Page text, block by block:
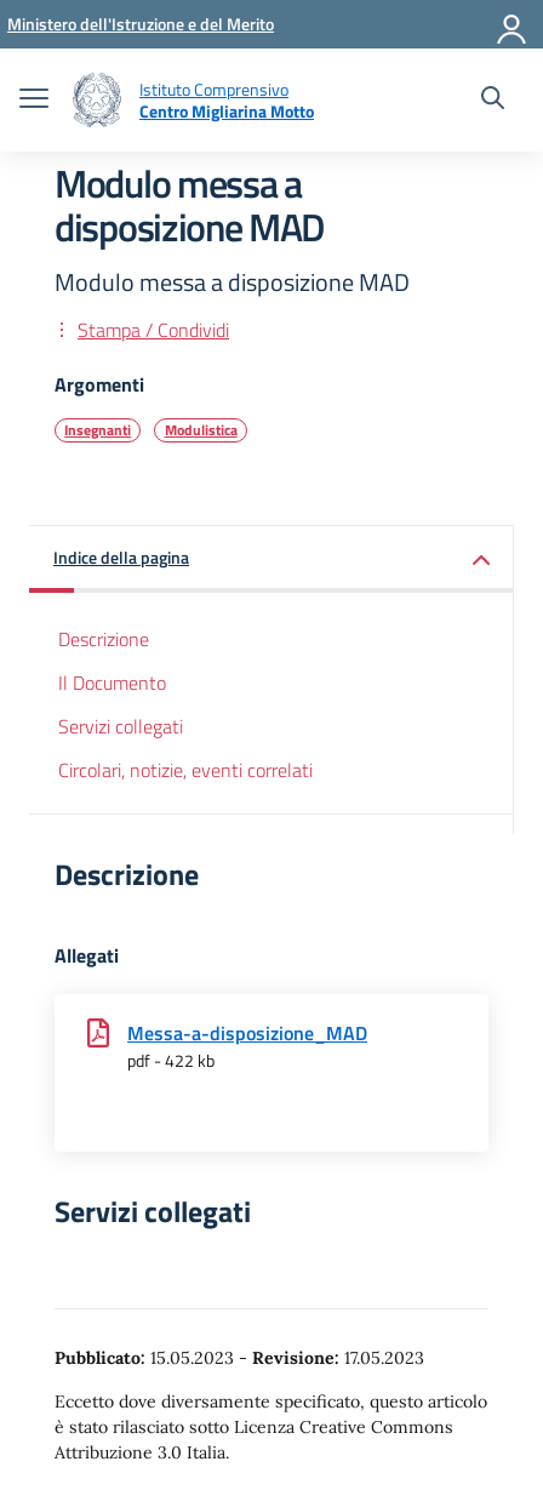
Vai ai contenuti
Vai al menu di navigazione
Vai al footer
Ministero dell'Istruzione e del Merito
Istituto Comprensivo
Centro Migliarina Motto
Modulo messa a
disposizione MAD
Modulo messa a disposizione MAD
Stampa / Condividi
Argomenti
Insegnanti Modulistica
Indice della pagina
Descrizione
Il Documento
Servizi collegati
Circolari, notizie, eventi correlati
Descrizione
Allegati
Messa-a-disposizione_MAD
pdf - 422 kb
Servizi collegati
Pubblicato: 15.05.2023 - Revisione: 17.05.2023
Eccetto dove diversamente specificato, questo articolo
è stato rilasciato sotto Licenza Creative Commons
Attribuzione 3.0 Italia.